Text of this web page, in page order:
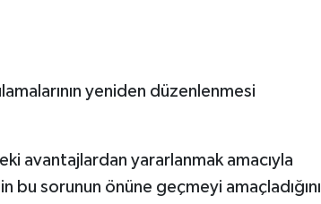
yeniden düzenlenmesi
avantajlardan yararlanmak amacıyla
bu sorunun önüne geçmeyi amaçladığını